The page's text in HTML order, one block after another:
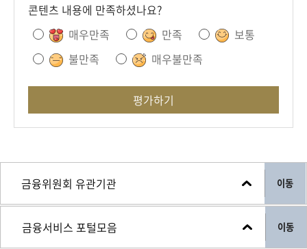
콘텐츠 내용에 만족하셨나요?
매우만족
만족
보통
불만족
매우불만족
평가하기
이동
이동